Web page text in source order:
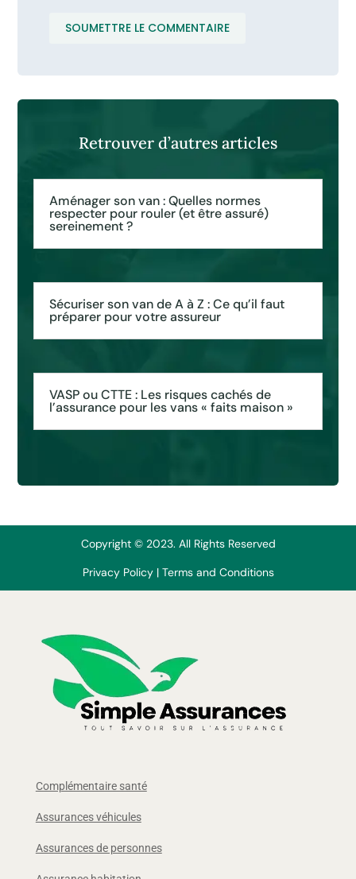
SOUMETTRE LE COMMENTAIRE
Retrouver d’autres articles
Aménager son van : Quelles normes
respecter pour rouler (et être assuré)
sereinement ?
Sécuriser son van de A à Z : Ce qu’il faut
préparer pour votre assureur
VASP ou CTTE : Les risques cachés de
l’assurance pour les vans « faits maison »
Copyright © 2023. All Rights Reserved
Privacy Policy | Terms and Conditions
Complémentaire santé
Assurances véhicules
Assurances de personnes